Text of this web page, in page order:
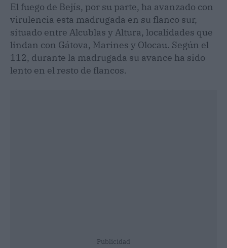
El fuego de Bejís, por su parte, ha avanzado con
virulencia esta madrugada en su flanco sur,
situado entre Alcublas y Altura, localidades que
lindan con Gátova, Marines y Olocau. Según el
112, durante la madrugada su avance ha sido
lento en el resto de flancos.
Publicidad